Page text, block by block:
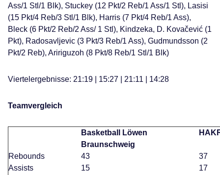
Ass/1 Stl/1 Blk), Stuckey (12 Pkt/2 Reb/1 Ass/1 Stl), Lasisi
(15 Pkt/4 Reb/3 Stl/1 Blk), Harris (7 Pkt/4 Reb/1 Ass),
Bleck (6 Pkt/2 Reb/2 Ass/ 1 Stl), Kindzeka, D. Kovačević (1
Pkt), Radosavljevic (3 Pkt/3 Reb/1 Ass), Gudmundsson (2
Pkt/2 Reb), Aririguzoh (8 Pkt/8 Reb/1 Stl/1 Blk)
Viertelergebnisse: 21:19 | 15:27 | 21:11 | 14:28
Teamvergleich
Basketball Löwen
Braunschweig
Rebounds 43
37
Assists
15
17